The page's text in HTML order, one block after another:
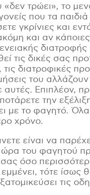
«δεν τρώει», το
που τα
γκρίνιες και
και αν
τις δικές σας
διατροφικές
του αλλάζουν
αυτές. Επιπλέον,
την εξέλιξη
με το φαγητό.
χρόνο.
είναι να
του φαγητού
σας όσο
εμμένει, τότε
τις